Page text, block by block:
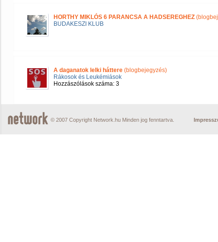
HORTHY MIKLÓS 6 PARANCSA A HADSEREGHEZ
BUDAKESZI KLUB
A daganatok lelki háttere (blogbejegyzés)
Rákosok és Leukémiások
Hozzászólások száma: 3
© 2007 Copyright Network.hu Minden jog fenntartva.